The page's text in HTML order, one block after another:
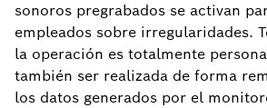
sonoros pregrabados se activan
empleados sobre irregularidades.
la operación es totalmente
también ser realizada de forma
los datos generados por el